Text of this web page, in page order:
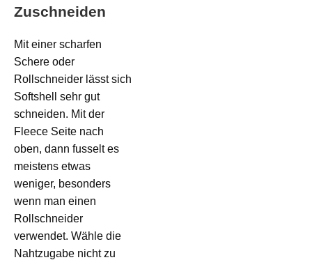
Zuschneiden
Mit einer scharfen
Schere oder
Rollschneider lässt sich
Softshell sehr gut
schneiden. Mit der
Fleece Seite nach
oben, dann fusselt es
meistens etwas
weniger, besonders
wenn man einen
Rollschneider
verwendet. Wähle die
Nahtzugabe nicht zu